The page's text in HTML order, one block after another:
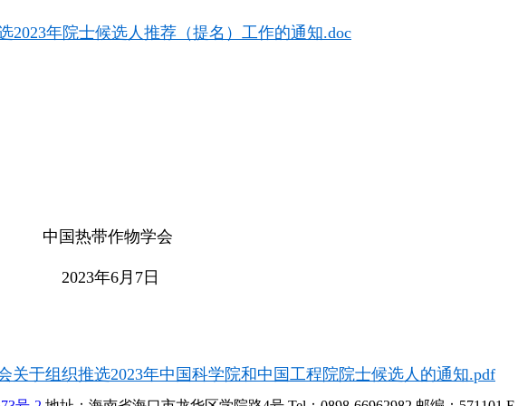
2023年院士候选人推荐（提名）工作的通知.doc
中国热带作物学会
2023年6月7日
关于组织推选2023年中国科学院和中国工程院院士候选人的通知.pdf